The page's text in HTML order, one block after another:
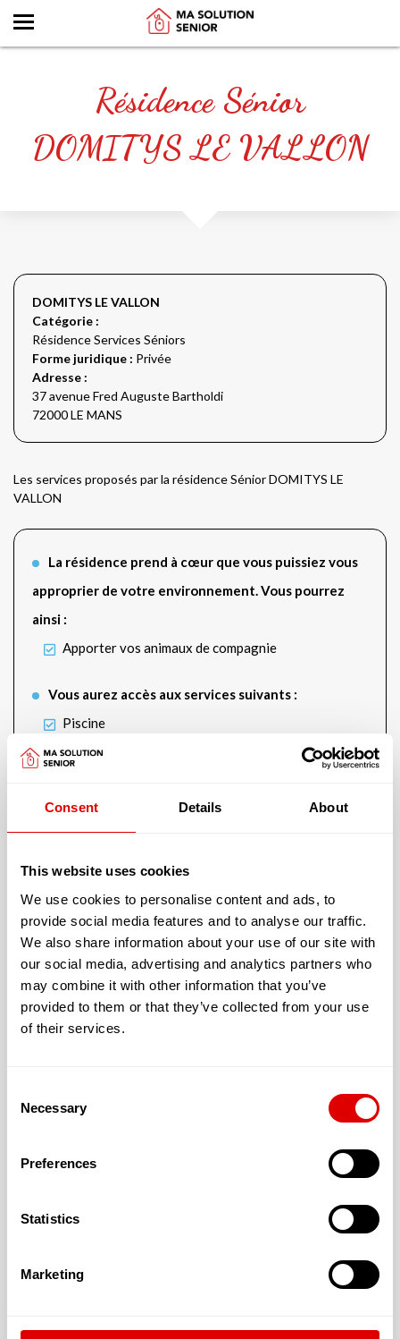
Consent Details About
This website uses cookies
We use cookies to personalise content and ads, to
provide social media features and to analyse our traffic.
We also share information about your use of our site with
our social media, advertising and analytics partners who
may combine it with other information that you’ve
provided to them or that they’ve collected from your use
of their services.
Selection
Necessary
Preferences
Statistics
Marketing
Résidence Sénior
DOMITYS LE VALLON
DOMITYS LE VALLON
Catégorie :
Résidence Services Séniors
Forme juridique : Privée
Adresse :
37 avenue Fred Auguste Bartholdi
72000 LE MANS
Les services proposés par la résidence Sénior DOMITYS LE
VALLON
La résidence prend à cœur que vous puissiez vous
approprier de votre environnement. Vous pourrez
ainsi :
Apporter vos animaux de compagnie
Vous aurez accès aux services suivants :
Piscine
Salle de sport
Cette résidence vous offre un logement avec :
Avec un jardin extérieur accessible et sécurisé
La climatisation du logement
L’accueil proposé peut être :
Permanent
Les tarifs de l’hébergement :